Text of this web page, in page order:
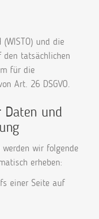
und die
den tatsächlichen
für die
Art. 26 DSGVO.
Daten und
werden wir folgende
erheben:
einer Seite auf